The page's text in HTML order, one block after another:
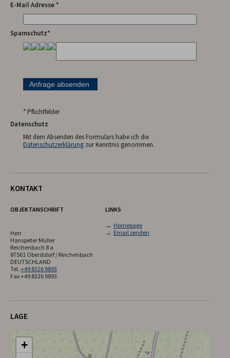
E-Mail Adresse *
Spamschutz*
* Pflichtfelder
Datenschutz
Mit dem Absenden des Formulars habe ich die
Datenschutzerklärung zur Kenntnis genommen.
KONTAKT
OBJEKTANSCHRIFT
Herr
Hanspeter Müller
Reichenbach 8 a
87561 Oberstdorf / Reichenbach
DEUTSCHLAND
Tel. +49 8326 9893
Fax +49 8326 9893
LINKS
→ Homepage
→ Email senden
LAGE
+